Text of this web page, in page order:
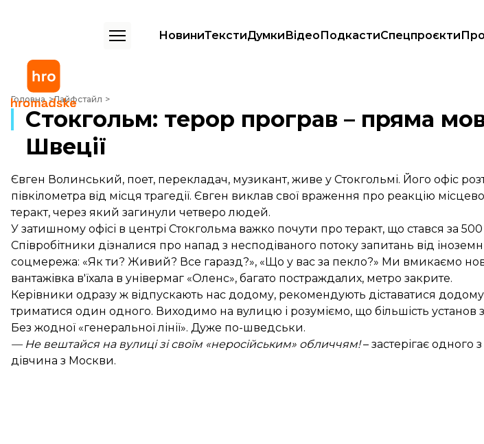
НовиниТекстиДумкиВідеоПодкастиСпецпроєкти
Головна Лайфстайл
Стокгольм: терор програв – пряма мова зі Швеції
Стокгольм: терор програв – пряма
Швеції
Євген Волинський, поет, перекладач, музикант, живе у Стокгольмі. Його офіс
півкілометра від місця трагедії. Євген виклав свої враження про реакцію
теракт, через який загинули четверо людей.
У затишному офісі в центрі Стокгольма важко почути про теракт, що стався за 500
Співробітники дізналися про напад з несподіваного потоку запитань від
соцмережа: «Як ти? Живий? Все гаразд?», «Що у вас за пекло?» Ми вмикаємо
вантажівка в'їхала в універмаг «Оленс», багато постраждалих, метро закрите.
Керівники одразу ж відпускають нас додому, рекомендують діставатися
триматися один одного. Виходимо на вулицю і розуміємо, що більшість установ
Без жодної «генеральної лінії». Дуже по-шведськи.
— Не вештайся на вулиці зі своїм «неросійським» обличчям!– застерігає одного
дівчина з Москви.